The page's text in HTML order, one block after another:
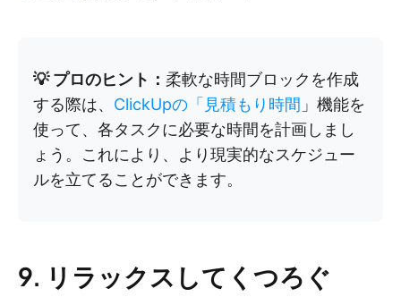
💡 プロのヒント： 柔軟な時間ブロックを作成
する際は、 ClickUpの「見積もり時間 」機能を
使って、各タスクに必要な時間を計画しまし
ょう。これにより、より現実的なスケジュー
ルを立てることができます。
9. リラックスしてくつろぐ